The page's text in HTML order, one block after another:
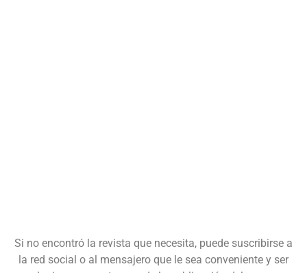
Si no encontró la revista que necesita, puede suscribirse a
la red social o al mensajero que le sea conveniente y ser